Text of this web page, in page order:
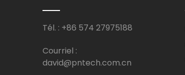
Tél. : +86 574 27975188
Courriel :
david@pntech.com.cn